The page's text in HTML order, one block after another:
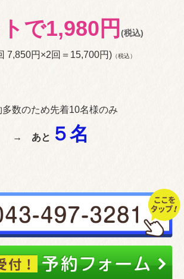
で1,980円 (税込)
7,850円×2回＝15,700円) （税込）
多数のため先着10名様のみ
→ あと ５名